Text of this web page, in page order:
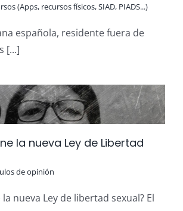
(Apps, recursos físicos, SIAD, PIADS...)
española, residente fuera de
[...]
la nueva Ley de Libertad
de opinión
nueva Ley de libertad sexual? El